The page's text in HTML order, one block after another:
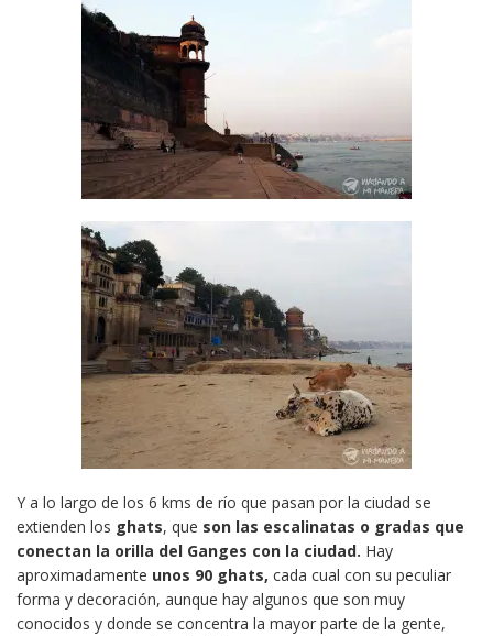
Y a lo largo de los 6 kms de río que pasan por la ciudad se
extienden los ghats, que son las escalinatas o gradas que
conectan la orilla del Ganges con la ciudad. Hay
aproximadamente unos 90 ghats, cada cual con su peculiar
forma y decoración, aunque hay algunos que son muy
conocidos y donde se concentra la mayor parte de la gente,